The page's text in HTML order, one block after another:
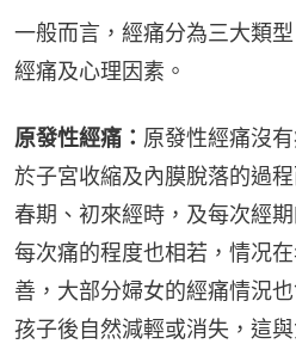
一般而言，經痛分為三大類
經痛及心理因素。
原發性經痛： 原發性經痛沒
於子宮收縮及內膜脫落的過
春期、初來經時，及每次經
每次痛的程度也相若，情况
善，大部分婦女的經痛情況
孩子後自然減輕或消失，這